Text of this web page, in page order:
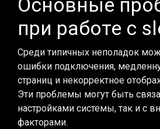
Основные
при работе с
Среди типичных неполадок
ошибки подключения,
страниц и некорректное
Эти проблемы могут быть
настройками системы, так и с
факторами.